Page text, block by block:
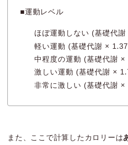
■運動レベル
ほぼ運動しない (基礎代
軽い運動 (基礎代謝 ×
中程度の運動 (基礎代謝 ×
激しい運動 (基礎代謝 ×
非常に激しい (基礎代謝 ×
また、ここで計算したカロリーは